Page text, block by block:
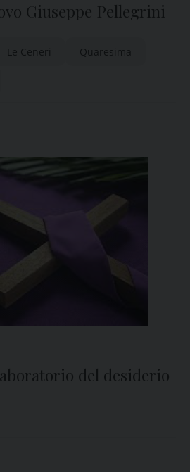
Giuseppe Pellegrini
Le Ceneri Quaresima
del desiderio